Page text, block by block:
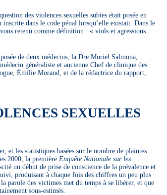
des violences sexuelles subies était posée en
dans le code pénal lorsqu’elle existait. Dans le
retenu comme définition : « viols et agressions
de deux médecins, la Dre Muriel Salmona,
généraliste et ancienne Chef de clinique des
Émilie Morand, et de la rédactrice du rapport,
SEXUELLES
et les statistiques basées sur le nombre de plaintes
2000, la première Enquête Nationale sur les
un début de prise de conscience de la prévalence et
produisant à chaque fois des chiffres un peu plus
parole des victimes met du temps à se libérer, et que
sous-estimés.